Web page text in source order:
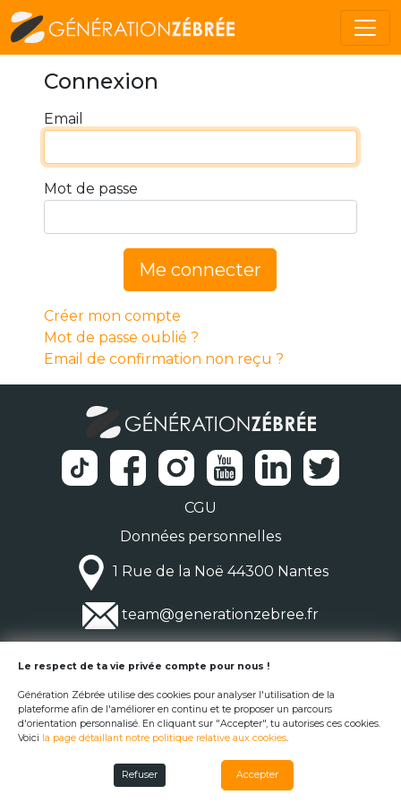
Connexion
Email
Mot de passe
Me connecter
Créer mon compte
Mot de passe oublié ?
Email de confirmation non reçu ?
CGU
Données personnelles
1 Rue de la Noë 44300 Nantes
team@generationzebree.fr
© Génération Zébrée 2026
Le respect de ta vie privée compte pour nous !
Génération Zébrée utilise des cookies pour analyser l'utilisation de la
plateforme afin de l'améliorer en continu et te proposer un parcours
d'orientation personnalisé. En cliquant sur "Accepter", tu autorises ces cookies.
Voici la page détaillant notre politique relative aux cookies.
Refuser Accepter